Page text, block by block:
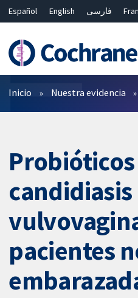
Español English فارسی
Bahasa Malaysia
ไทย 繁體中文
Filtros
Inicio Nuestra evidencia
candidiasis
pacientes